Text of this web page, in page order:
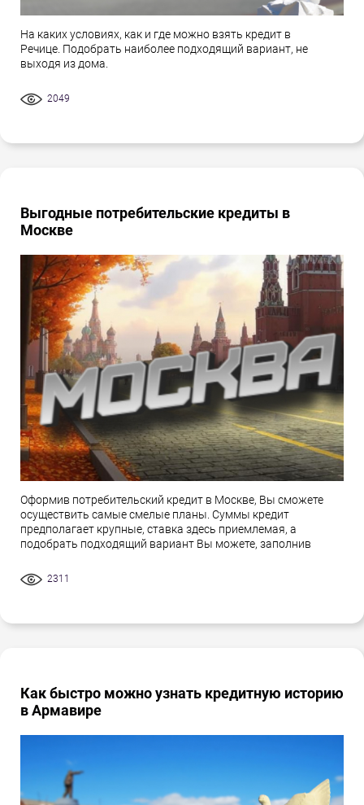
На каких условиях, как и где можно взять кредит в
Речице. Подобрать наиболее подходящий вариант, не
выходя из дома.
2049
Выгодные потребительские кредиты в
Москве
Оформив потребительский кредит в Москве, Вы сможете
осуществить самые смелые планы. Суммы кредит
предполагает крупные, ставка здесь приемлемая, а
подобрать подходящий вариант Вы можете, заполнив
2311
Как быстро можно узнать кредитную историю
в Армавире